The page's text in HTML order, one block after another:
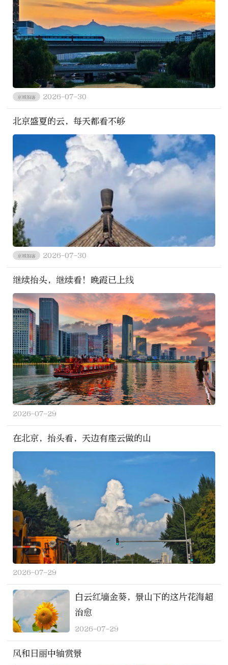
京城拍客 2026-07-30
北京盛夏的云，每天都看不够
京城拍客 2026-07-30
继续抬头，继续看！晚霞已上线
2026-07-29
在北京，抬头看，天边有座云做的山
2026-07-29
白云红墙金葵，景山下的这片花海超
治愈
2026-07-29
风和日丽中轴赏景